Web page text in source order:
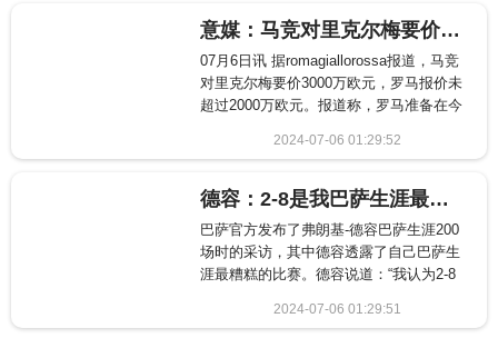
意媒：马竞对里克尔梅要价3000万欧，罗马报价未超2000万欧
07月6日讯 据romagiallorossa报道，马竞
对里克尔梅要价3000万欧元，罗马报价未
超过2000万欧元。报道称，罗马准备在今
竞后卫里克尔梅视为重要目标，德罗西及
2024-07-06 01:29:52
605
德容：2-8是我巴萨生涯最糟糕的一晚；我想赢欧冠冠军
巴萨官方发布了弗朗基-德容巴萨生涯200
场时的采访，其中德容透露了自己巴萨生
涯最糟糕的比赛。德容说道：“我认为2-8
晚，甚至可能是巴萨历史上最糟糕的一
2024-07-06 01:29:51
1416